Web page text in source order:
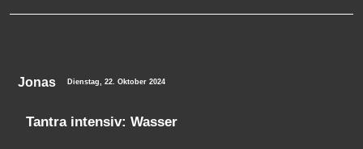
Jonas Dienstag, 22. Oktober 2024
Tantra intensiv: Wasser